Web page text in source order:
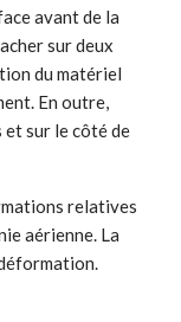
avant de la
sur deux
du matériel
En outre,
et sur le côté de
relatives
aérienne. La